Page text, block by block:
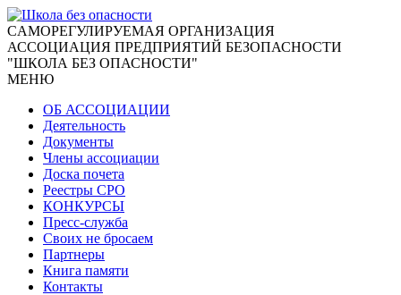
CАМОРЕГУЛИРУЕМАЯ ОРГАНИЗАЦИЯ
АССОЦИАЦИЯ ПРЕДПРИЯТИЙ БЕЗОПАСНОСТИ
"ШКОЛА БЕЗ ОПАСНОСТИ"
МЕНЮ
ОБ АССОЦИАЦИИ
Деятельность
Документы
Члены ассоциации
Доска почета
Реестры СРО
КОНКУРСЫ
Пресс-служба
Своих не бросаем
Партнеры
Книга памяти
Контакты